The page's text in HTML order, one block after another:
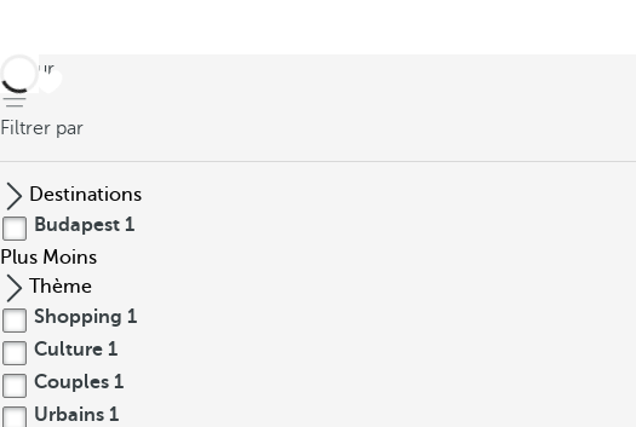
retour
Filtrer par
Destinations
Budapest 1
Plus Moins
Thème
Shopping 1
Culture 1
Couples 1
Urbains 1